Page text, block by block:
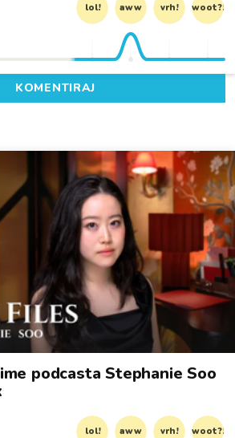
lol! aww vrh! woot?!
KOMENTIRAJ
podcasta Stephanie Soo
lol! aww vrh! woot?!